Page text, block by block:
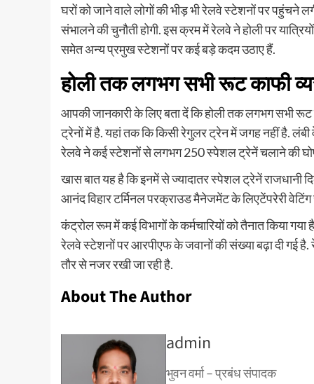
घरों को जाने वाले लोगों की भीड़ भी रेलवे स्टेशनों पर पहुंचने
संभालने की चुनौती होगी. इस क्रम में रेलवे ने होली पर
समेत अन्य प्रमुख स्टेशनों पर कई बड़े कदम उठाए हैं.
होली तक लगभग सभी रूट काफी
आपकी जानकारी के लिए बता दें कि होली तक लगभग सभी रूट
ट्रेनों में है. यहां तक कि किसी रेगुलर ट्रेन में जगह नहीं है.
रेलवे ने कई स्टेशनों से लगभग 250 स्पेशल ट्रेनें चलाने की
खास बात यह है कि इनमें से ज्यादातर स्पेशल ट्रेनें राजधानी
आनंद विहार टर्मिनल परक्राउड मैनेजमेंट के लिएटेंपरेरी
कंट्रोल रूम में कई विभागों के कर्मचारियों को तैनात किया
रेलवे स्टेशनों पर आरपीएफ के जवानों की संख्या बढ़ा दी गई
तौर से नजर रखी जा रही है.
About The Author
admin
भुवन वर्मा – प्रबंध संपादक